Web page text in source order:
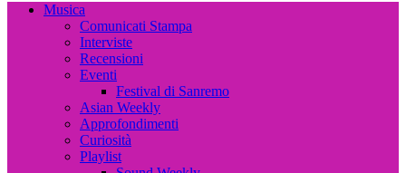
Musica, Cinema, Arte e Attualità, Interviste e News
Musica
Comunicati Stampa
Interviste
Recensioni
Eventi
Festival di Sanremo
Asian Weekly
Approfondimenti
Curiosità
Playlist